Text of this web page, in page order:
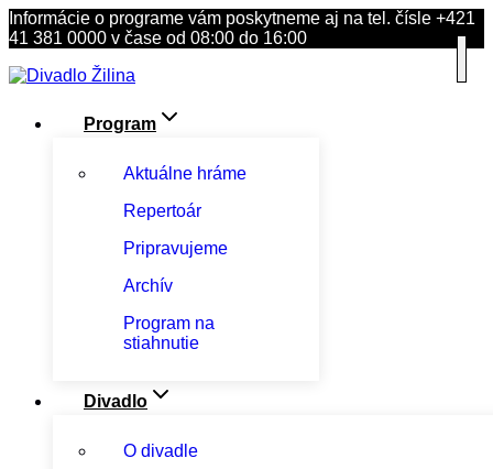
Skip
to
Informácie o programe vám poskytneme aj na tel. čísle +421
41 381 0000 v čase od 08:00 do 16:00
Program
Aktuálne hráme
Repertoár
Pripravujeme
Archív
Program na
stiahnutie
Divadlo
O divadle